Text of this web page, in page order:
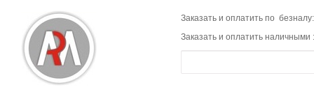
Заказать и оплатить по
Заказать и оплатить наличными